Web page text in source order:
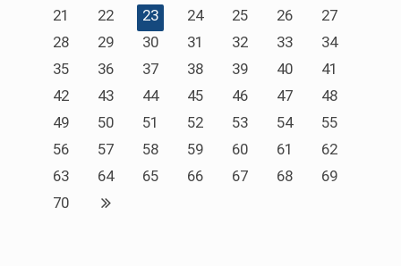
21
22 23 24 25 26
27
28
29 30 31 32 33
34
35
36 37 38 39 40
41
42
43 44 45 46 47
48
49
50 51 52 53 54
55
56
57 58 59 60 61
62
63
64 65 66 67 68
69
70